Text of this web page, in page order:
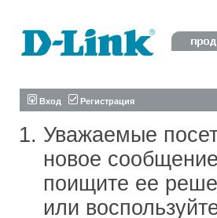
Вход Регистрация
Уважаемые
новое
поищите ее
или